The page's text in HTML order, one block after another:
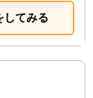
てみる